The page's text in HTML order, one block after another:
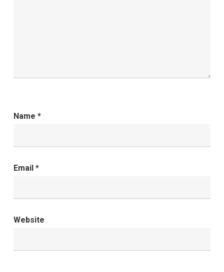
Name *
Email *
Website